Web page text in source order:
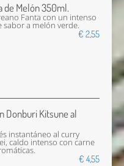
de Melón 350ml.
Fanta con un intenso
sabor a melón verde.
€ 2,55
Donburi Kitsune al
instantáneo al curry
caldo intenso con carne
€ 4,55